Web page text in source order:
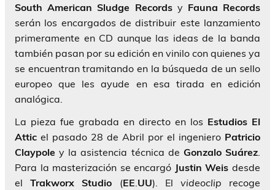
South American Sludge Recordsy Fauna Records
serán los encargados de distribuir este lanzamiento
primeramente en CD aunque las ideas de la banda
también pasan por su edición en vinilo con quienes ya
se encuentran tramitando en la búsqueda de un sello
europeo que les ayude en esa tirada en edición
analógica.
La pieza fue grabada en directo en los Estudios El
Attic el pasado 28 de Abril por el ingeniero Patricio
Claypole y la asistencia técnica de Gonzalo Suárez.
Para la masterización se encargó Justin Weis desde
elTrakworx Studio (EE.UU). El videoclip recoge